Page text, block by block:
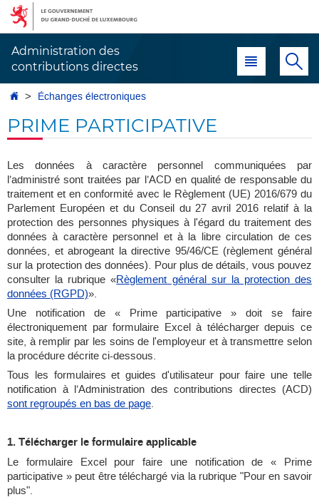
Aller
navigation
Aller
au
Administration des
contributions directes
Menu principal
AccueilÉchanges électroniques
PRIME PARTICIPATIVE
Les données à caractère personnel communiquées par
l’administré sont traitées par l’ACD en qualité de responsable du
traitement et en conformité avec le Règlement (UE) 2016/679 du
Parlement Européen et du Conseil du 27 avril 2016 relatif à la
protection des personnes physiques à l'égard du traitement des
données à caractère personnel et à la libre circulation de ces
données, et abrogeant la directive 95/46/CE (règlement général
sur la protection des données). Pour plus de détails, vous pouvez
consulter la rubrique «Règlement général sur la protection des
données (RGPD)».
Une notification de « Prime participative » doit se faire
électroniquement par formulaire Excel à télécharger depuis ce
site, à remplir par les soins de l'employeur et à transmettre selon
la procédure décrite ci-dessous.
Tous les formulaires et guides d'utilisateur pour faire une telle
notification à l’Administration des contributions directes (ACD)
sont regroupés en bas de page.
1. Télécharger le formulaire applicable
Le formulaire Excel pour faire une notification de « Prime
participative » peut être téléchargé via la rubrique "Pour en savoir
plus".